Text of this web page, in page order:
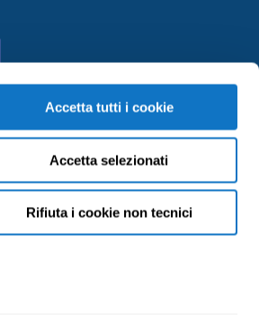
Accetta tutti i cookie
Accetta selezionati
Rifiuta i cookie non tecnici